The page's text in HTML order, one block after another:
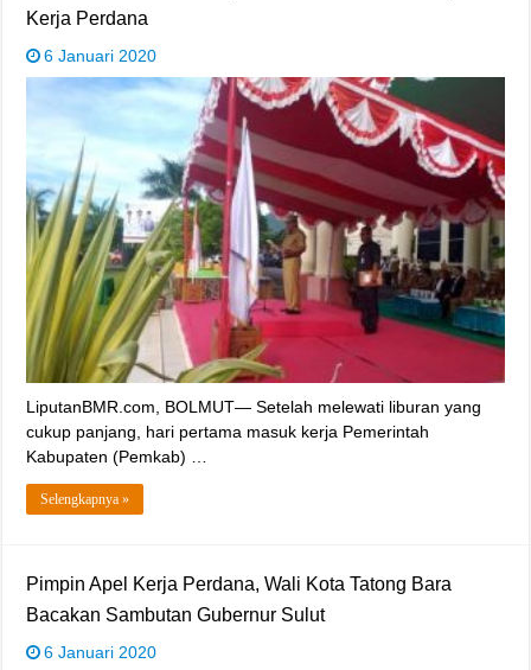
Kerja Perdana
6 Januari 2020
LiputanBMR.com, BOLMUT— Setelah melewati liburan yang
cukup panjang, hari pertama masuk kerja Pemerintah
Kabupaten (Pemkab) …
Selengkapnya »
Pimpin Apel Kerja Perdana, Wali Kota Tatong Bara
Bacakan Sambutan Gubernur Sulut
6 Januari 2020